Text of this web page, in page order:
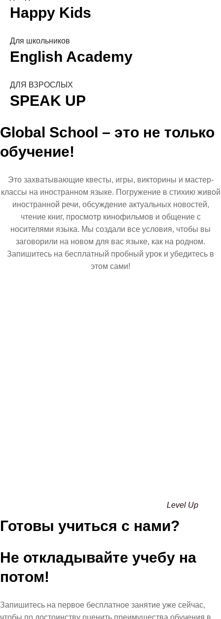
Happy Kids
Для школьников
English Academy
ДЛЯ ВЗРОСЛЫХ
SPEAK UP
Global School – это не только
обучение!
Это захватывающие квесты, игры, викторины и мастер-
классы на иностранном языке. Погружение в стихию живой
иностранной речи, обсуждение актуальных новостей,
чтение книг, просмотр кинофильмов и общение с
носителями языка. Мы создали все условия, чтобы вы
заговорили на новом для вас языке, как на родном.
Запишитесь на бесплатный пробный урок и убедитесь в
этом сами!
Level Up
Готовы учиться с нами?
Не откладывайте учебу на
потом!
Запишитесь на первое бесплатное занятие уже сейчас,